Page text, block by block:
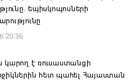
եպիսկոպոսների
20:36
կարող է ռուսաստանցի
հետ պահել Հայաստան